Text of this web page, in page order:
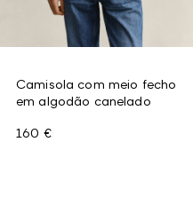
Camisola com meio fecho
em algodão canelado
160 €